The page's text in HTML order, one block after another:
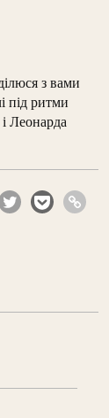
з вами
під ритми
Леонарда